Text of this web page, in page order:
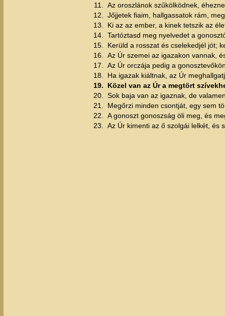
11.
Az oroszlánok szűkölködnek,
12.
Jőjjetek fiaim, hallgassatok rám,
13.
Ki az az ember, a kinek tetszik az
14.
Tartóztasd meg nyelvedet a
15.
Kerüld a rosszat és cselekedjél jót;
16.
Az Úr szemei az igazakon vannak,
17.
Az Úr orczája pedig a
18.
Ha igazak kiáltnak, az Úr
19.
Közel van az Úr a megtört
20.
Sok baja van az igaznak, de
21.
Megőrzi minden csontját, egy sem
22.
A gonoszt gonoszság öli meg, és
23.
Az Úr kimenti az ő szolgái lelkét, és